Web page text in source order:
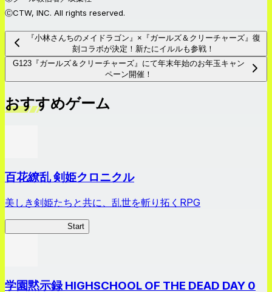
ⒸCTW, INC. All rights reserved.
『小林さんちのメイドラゴン』×『ガールズ＆クリーチャーズ』復
刻コラボが決定！新たにイルルも参戦！
G123『ガールズ＆クリーチャーズ』にて年末年始のお年玉キャン
ペーン開催！
おすすめゲーム
百花繚乱 剣姫クロニクル
美しき剣姫たちと共に、乱世を斬り拓くRPG
Start
学園黙示録 HIGHSCHOOL OF THE DEAD DAY 0